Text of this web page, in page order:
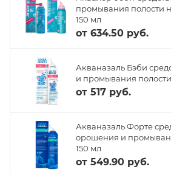
промывания полости
150 мл
от 634.50 руб.
Акваназаль Бэби
и промывания
от 517 руб.
Акваназаль Форте
орошения и
150 мл
от 549.90 руб.